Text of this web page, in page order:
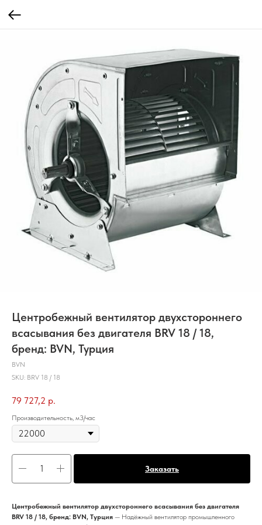
Центробежный вентилятор двухстороннего
всасывания без двигателя BRV 18 / 18,
бренд: BVN, Турция
BVN
SKU: BRV 18 / 18
79 727,2 р.
Производительность, м3/час
Заказать
Центробежный вентилятор двухстороннего всасывания без двигателя
BRV 18 / 18, бренд: BVN, Турция — Надёжный вентилятор промышленного